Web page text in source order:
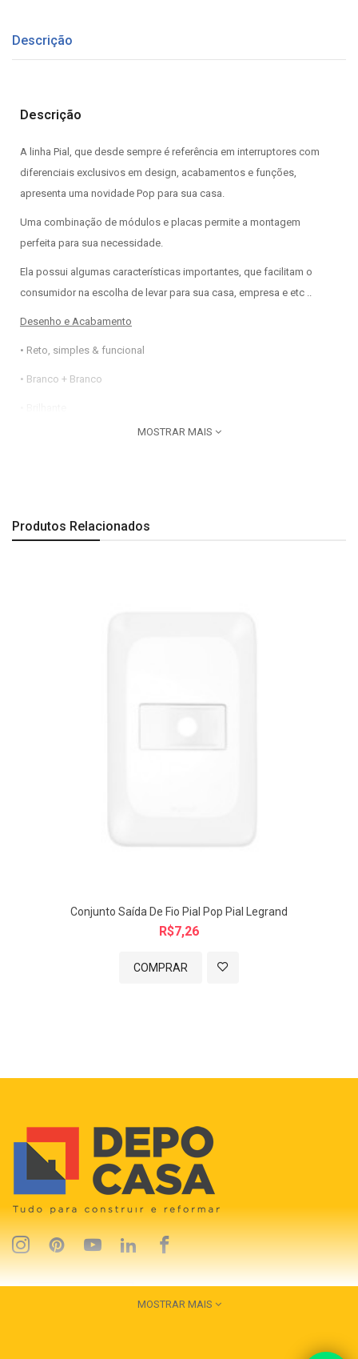
Descrição
Descrição
A linha Pial, que desde sempre é referência em interruptores com
diferenciais exclusivos em design, acabamentos e funções,
apresenta uma novidade Pop para sua casa.
Uma combinação de módulos e placas permite a montagem
perfeita para sua necessidade.
Ela possui algumas características importantes, que facilitam o
consumidor na escolha de levar para sua casa, empresa e etc ..
Desenho e Acabamento
• Reto, simples & funcional
• Branco + Branco
• Fácil de Limpar - Não adere sujeira
COR: Branca
MOSTRAR MAIS
Produtos Relacionados
Conjunto Saída De Fio Pial Pop Pial Legrand
R$7,26
COMPRAR
MOSTRAR MAIS